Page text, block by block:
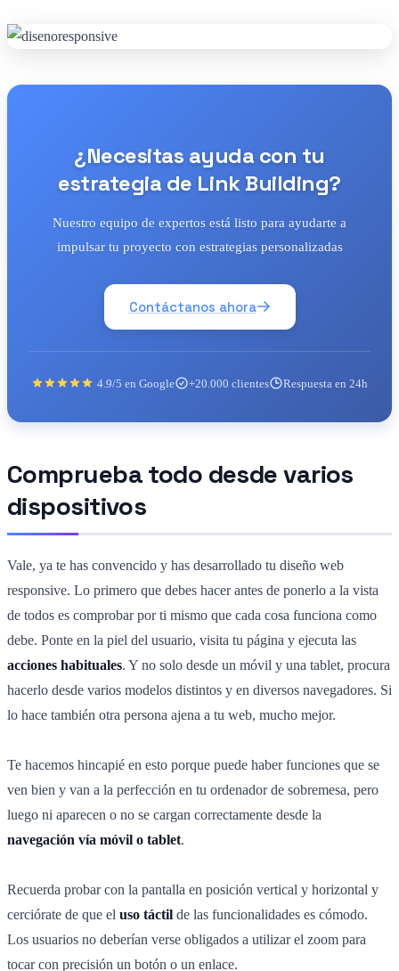
¿Necesitas ayuda con tu
estrategia de Link Building?
Nuestro equipo de expertos está listo para ayudarte a
impulsar tu proyecto con estrategias personalizadas
Contáctanos ahora
4.9/5 en Google +20.000 clientes Respuesta en 24h
Comprueba todo desde varios
dispositivos
Vale, ya te has convencido y has desarrollado tu diseño web
responsive. Lo primero que debes hacer antes de ponerlo a la vista
de todos es comprobar por ti mismo que cada cosa funciona como
debe. Ponte en la piel del usuario, visita tu página y ejecuta las
acciones habituales. Y no solo desde un móvil y una tablet, procura
hacerlo desde varios modelos distintos y en diversos navegadores. Si
lo hace también otra persona ajena a tu web, mucho mejor.
Te hacemos hincapié en esto porque puede haber funciones que se
ven bien y van a la perfección en tu ordenador de sobremesa, pero
luego ni aparecen o no se cargan correctamente desde la
navegación vía móvil o tablet.
Recuerda probar con la pantalla en posición vertical y horizontal y
cerciórate de que el uso táctil de las funcionalidades es cómodo.
Los usuarios no deberían verse obligados a utilizar el zoom para
tocar con precisión un botón o un enlace.